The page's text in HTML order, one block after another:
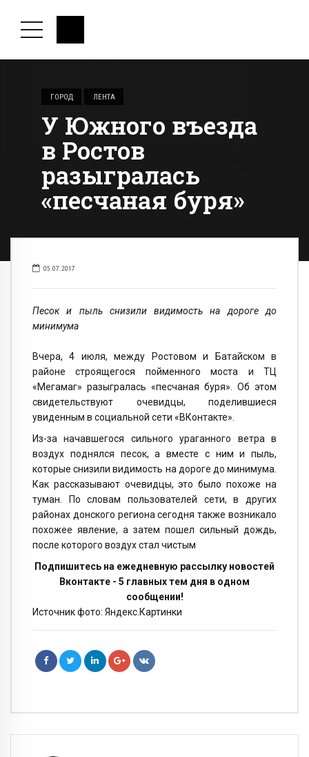
ГОРОД ЛЕНТА
У Южного въезда
в Ростов
разыгралась
«песчаная буря»
05.07.2017
Песок и пыль снизили видимость на дороге до
минимума
Вчера, 4 июля, между Ростовом и Батайском в
районе строящегося пойменного моста и ТЦ
«Мегамаг» разыгралась «песчаная буря». Об этом
свидетельствуют очевидцы, поделившиеся
увиденным в социальной сети «ВКонтакте».
Из-за начавшегося сильного ураганного ветра в
воздух поднялся песок, а вместе с ним и пыль,
которые снизили видимость на дороге до минимума.
Как рассказывают очевидцы, это было похоже на
туман. По словам пользователей сети, в других
районах донского региона сегодня также возникало
похожее явление, а затем пошел сильный дождь,
после которого воздух стал чистым
Подпишитесь на ежедневную рассылку новостей
Вконтакте - 5 главных тем дня в одном
сообщении!
Источник фото: Яндекс.Картинки